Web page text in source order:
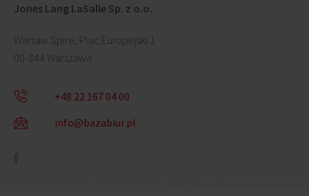
Jones Lang LaSalle Sp. z o.o.
Warsaw Spire, Plac Europejski 1
00-844 Warszawa
+48 22 167 04 00
info@bazabiur.pl